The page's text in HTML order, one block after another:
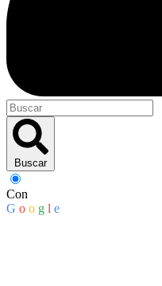
Buscar
Con
G o o g l e